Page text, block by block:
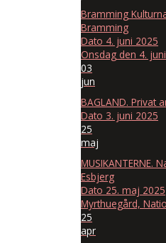
Bramming
Bramming
Dato 4. juni 2025
Onsdag den 4.
03
jun
BAGLAND. Privat
Dato 3. juni 2025
25
maj
MUSIKANTERNE.
Esbjerg
Dato 25. maj 2025
Myrthuegård,
25
apr